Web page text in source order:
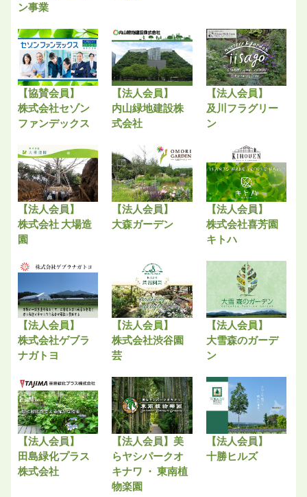
ン事業
【協賛会員】
株式会社セゾン
ファンデックス
【法人会員】
内山緑地建設株
式会社
【法人会員】
及川フラグリー
ン
【法人会員】
株式会社 大場造
園
【法人会員】
大森ガーデン
【法人会員】
株式会社喜芳園
キトハ
【法人会員】
株式会社ゲブラ
ナガトヨ
【法人会員】
株式会社渋谷園
芸
【法人会員】
大雪森のガーデ
ン
【法人会員】
田島緑化プラス
株式会社
【法人会員】美
らヤシパークオ
キナワ ・ 東南植
物楽園
【法人会員】
十勝ヒルズ